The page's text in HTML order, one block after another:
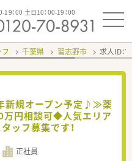
19：00 土日10：00-19：00
千葉県 習志野市 求人ID：
新規オープン予定♪≫薬
円相談可◆人気エリア
ッフ募集です！
正社員